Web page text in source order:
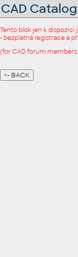
CAD
Tento blok jen k dispozici
- bezplatná registrace a
(for CAD forum